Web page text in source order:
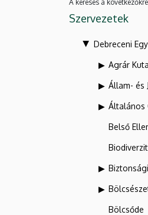
A keresés a
Szervezetek
Debreceni
Agrár
Állam- és
Általános
Belső
Bölcsőde